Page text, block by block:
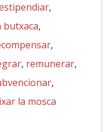
,
butxaca,
,
, remunerar,
,
la mosca